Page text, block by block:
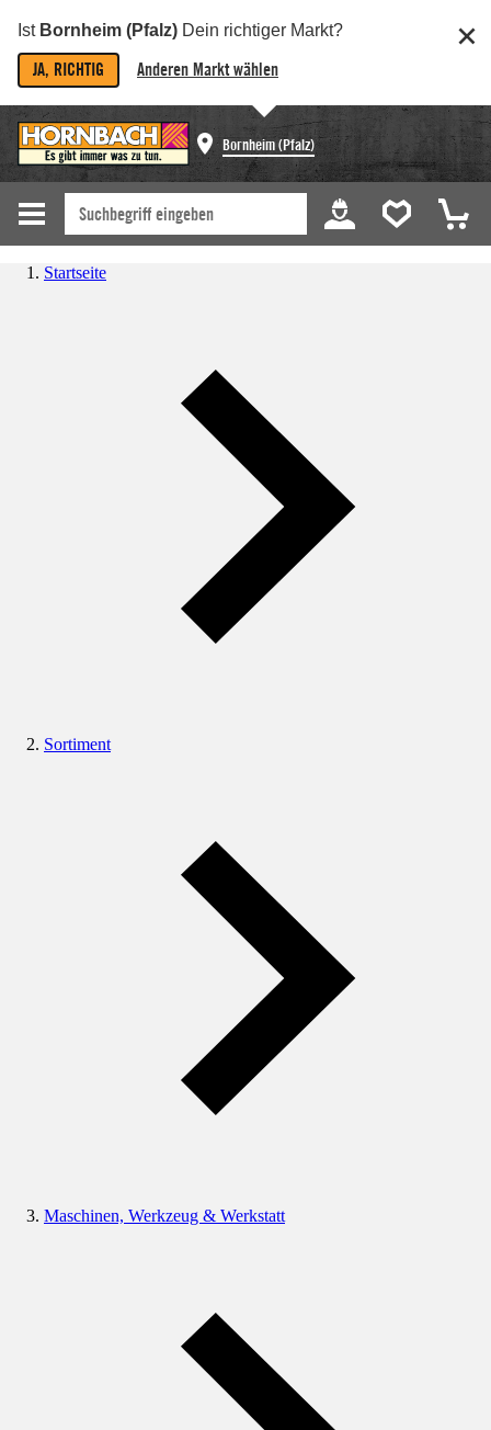
Ist Bornheim (Pfalz) Dein richtiger Markt?
JA, RICHTIG Anderen Markt wählen
Bornheim (Pfalz)
Startseite
Sortiment
Maschinen, Werkzeug & Werkstatt